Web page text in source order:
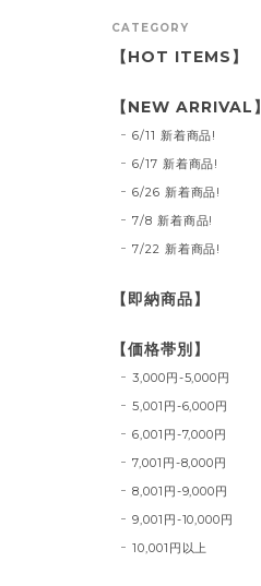
CATEGORY
【HOT ITEMS】
【NEW ARRIVAL】
6/11 新着商品!
6/17 新着商品!
6/26 新着商品!
7/8 新着商品!
7/22 新着商品!
【即納商品】
【価格帯別】
3,000円-5,000円
5,001円-6,000円
6,001円-7,000円
7,001円-8,000円
8,001円-9,000円
9,001円-10,000円
10,001円以上